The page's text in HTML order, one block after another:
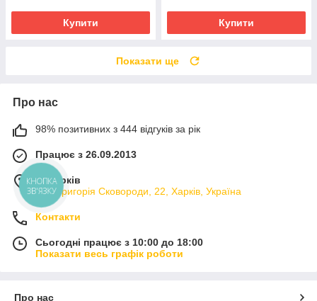
Купити Купити
Показати ще
Про нас
98% позитивних з 444 відгуків за рік
Працює з 26.09.2013
м. Харків
вул. Григорія Сковороди, 22, Харків, Україна
Контакти
Сьогодні працює з 10:00 до 18:00
Показати весь графік роботи
Про нас
КНОПКА
ЗВ'ЯЗКУ